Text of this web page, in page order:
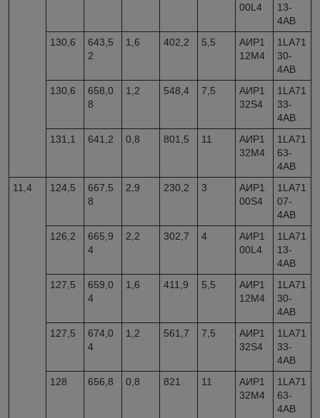
00L4
13-
4AB
130,6
643,5
2
1,6 402,2 5,5
АИР1
12M4
1LA71
30-
4AB
130,6
658,0
8
1,2 548,4 7,5
АИР1
32S4
1LA71
33-
4AB
131,1
641,2 0,8 801,5 11
АИР1
32M4
1LA71
63-
4AB
11,4
124,5
667,5
8
2,9 230,2 3
АИР1
00S4
1LA71
07-
4AB
126,2
665,9
4
2,2 302,7 4
АИР1
00L4
1LA71
13-
4AB
127,5
659,0
4
1,6 411,9 5,5
АИР1
12M4
1LA71
30-
4AB
127,5
674,0
4
1,2 561,7 7,5
АИР1
32S4
1LA71
33-
4AB
128
656,8 0,8 821 11
АИР1
32M4
1LA71
63-
4AB